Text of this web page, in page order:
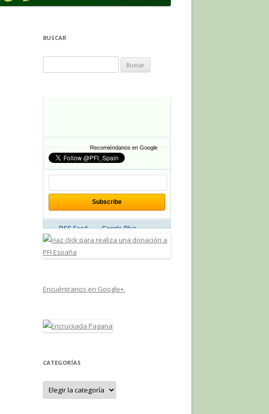
BUSCAR
Recomiéndanos en Google
RSS Feed Google Plus
Encuéntranos en Google+.
CATEGORÍAS
Categorías